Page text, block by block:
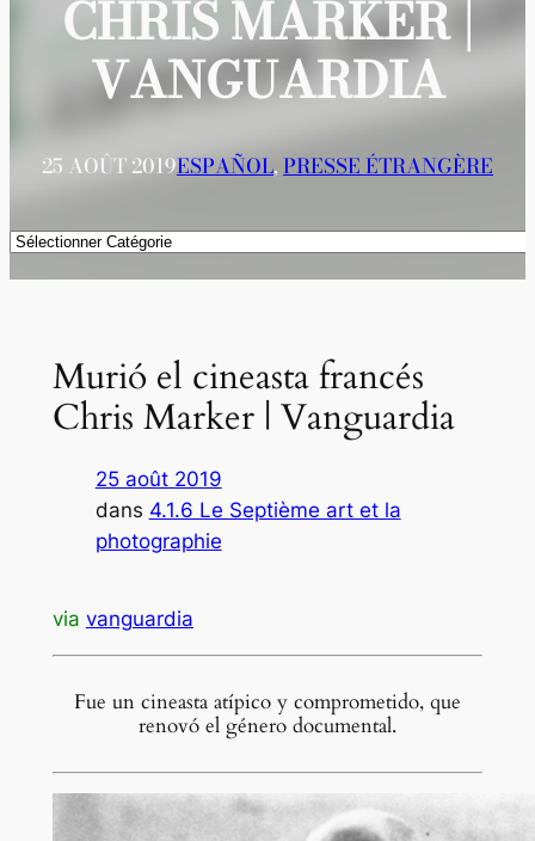
CHRIS MARKER |
VANGUARDIA
25 AOÛT 2019ESPAÑOL, PRESSE ÉTRANGÈRE
Catégories
Murió el cineasta francés
Chris Marker | Vanguardia
25 août 2019
dans 4.1.6 Le Septième art et la
photographie
via vanguardia
Fue un cineasta atípico y comprometido, que
renovó el género documental.